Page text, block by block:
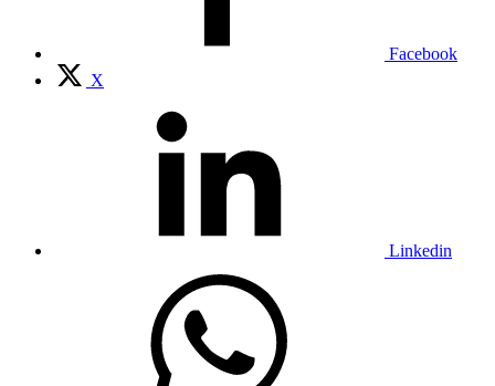
Facebook
X
Linkedin